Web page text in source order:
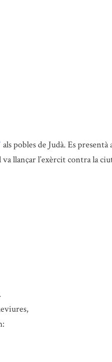
als pobles de Judà. Es
va llançar l’exèrcit contra la